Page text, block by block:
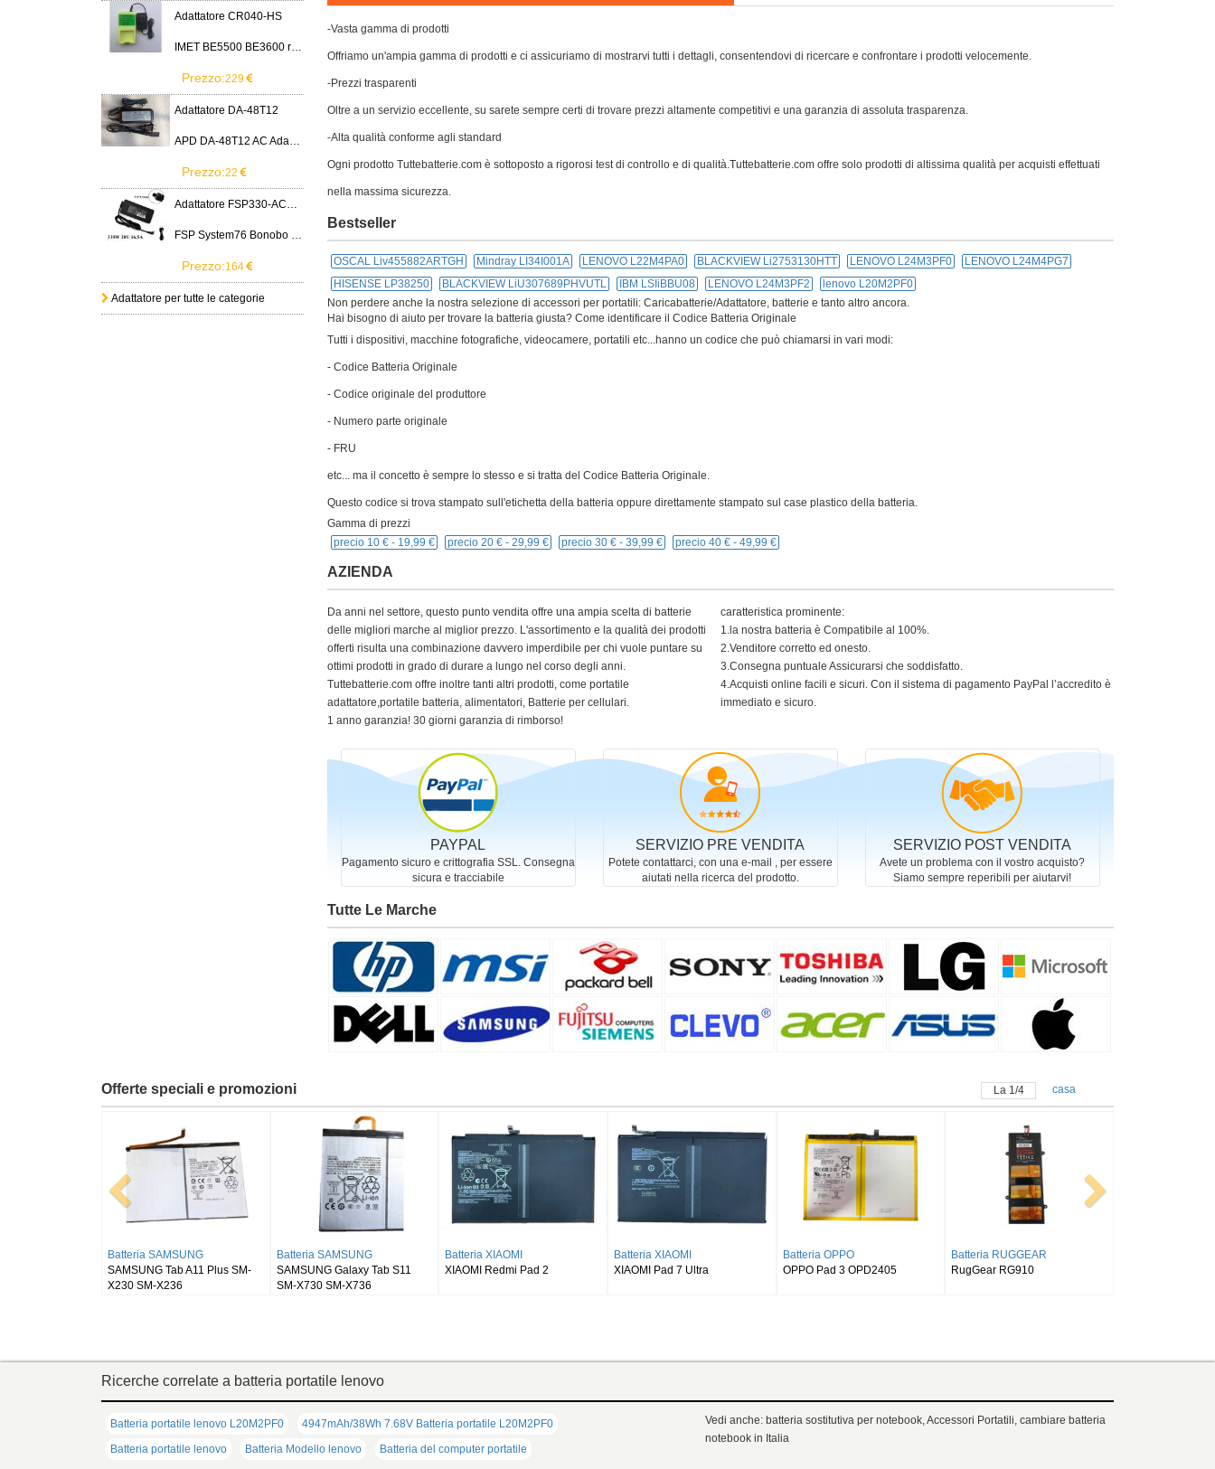
-Vasta gamma di prodotti
Offriamo un'ampia gamma di prodotti e ci assicuriamo di mostrarvi tutti i dettagli, consentendovi di ricercare e confrontare i prodotti velocemente.
-Prezzi trasparenti
Oltre a un servizio eccellente, su sarete sempre certi di trovare prezzi altamente competitivi e una garanzia di assoluta trasparenza.
-Alta qualità conforme agli standard
Ogni prodotto Tuttebatterie.com è sottoposto a rigorosi test di controllo e di qualità.Tuttebatterie.com offre solo prodotti di altissima qualità per acquisti effettuati
nella massima sicurezza.
Bestseller
OSCAL Liv455882ARTGH Mindray LI34I001A LENOVO L22M4PA0 BLACKVIEW Li2753130HTT LENOVO L24M3PF0
LENOVO L24M4PG7
HISENSE LP38250
BLACKVIEW LiU307689PHVUTL IBM LSIiBBU08 LENOVO L24M3PF2
lenovo L20M2PF0
Non perdere anche la nostra selezione di accessori per portatili: Caricabatterie/Adattatore, batterie e tanto altro ancora.
Hai bisogno di aiuto per trovare la batteria giusta? Come identificare il Codice Batteria Originale
Tutti i dispositivi, macchine fotografiche, videocamere, portatili etc...hanno un codice che può chiamarsi in vari modi:
- Codice Batteria Originale
- Codice originale del produttore
- Numero parte originale
- FRU
etc... ma il concetto è sempre lo stesso e si tratta del Codice Batteria Originale.
Questo codice si trova stampato sull'etichetta della batteria oppure direttamente stampato sul case plastico della batteria.
Gamma di prezzi
precio 10 € - 19,99 € precio 20 € - 29,99 € precio 30 € - 39,99 € precio 40 € - 49,99 €
AZIENDA
Da anni nel settore, questo punto vendita offre una ampia scelta di batterie
delle migliori marche al miglior prezzo. L'assortimento e la qualità dei prodotti
offerti risulta una combinazione davvero imperdibile per chi vuole puntare su
ottimi prodotti in grado di durare a lungo nel corso degli anni.
Tuttebatterie.com offre inoltre tanti altri prodotti, come portatile
adattatore,portatile batteria, alimentatori, Batterie per cellulari.
1 anno garanzia! 30 giorni garanzia di rimborso!
caratteristica prominente:
1.la nostra batteria è Compatibile al 100%.
2.Venditore corretto ed onesto.
3.Consegna puntuale Assicurarsi che soddisfatto.
4.Acquisti online facili e sicuri. Con il sistema di pagamento PayPal l’accredito è
immediato e sicuro.
PAYPAL
Pagamento sicuro e crittografia SSL. Consegna
sicura e tracciabile
SERVIZIO PRE VENDITA
Potete contattarci, con una e-mail , per essere
aiutati nella ricerca del prodotto.
SERVIZIO POST VENDITA
Avete un problema con il vostro acquisto?
Siamo sempre reperibili per aiutarvi!
Tutte Le Marche
Adattatore CR040-HS
IMET BE5500 BE3600 remote control battery
Prezzo:229
Adattatore DA-48T12
APD DA-48T12 AC Adapter 12V 4A Power Supply Cord
Prezzo:22
Adattatore FSP330-ACAU3
FSP System76 Bonobo WS (bonw16)/Ultra 9/RTX5090
Prezzo:164
Adattatore per tutte le categorie
Offerte speciali e promozioni La 1/4 casa
Batteria RUGGEAR
RugGear RG910
Batteria BLACKVIEW
Blackview DK111
Batteria SAMSUNG
SAMSUNG Galaxy Tab S8 Ultra
Batteria SAMSUNG
SAMSUNG Galaxy Tab S9 Plus
Batteria SAMSUNG
SAMSUNG Galaxy Tab S9FE
Batteria SAMSUNG
SAMSUNG Tab Active Pro SM-
Ricerche correlate a batteria portatile lenovo
Batteria portatile lenovo L20M2PF0
4947mAh/38Wh 7.68V Batteria portatile L20M2PF0
Batteria portatile lenovo
Batteria Modello lenovo Batteria del computer portatile
Vedi anche: batteria sostitutiva per notebook, Accessori Portatili, cambiare batteria
notebook in Italia